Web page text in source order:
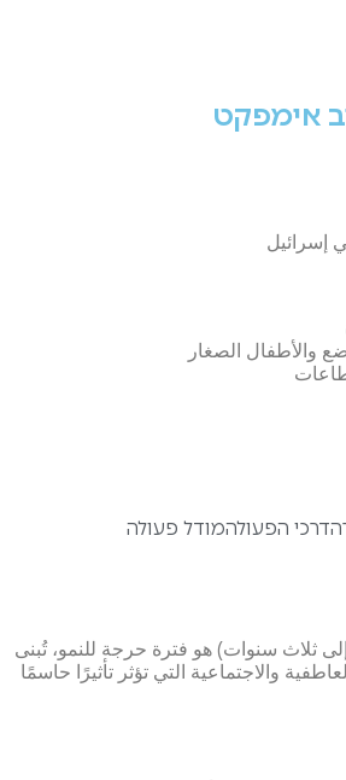
אימפקט
إسرائيل
والأطفال الصغار
דרכי הפעולהמודל פעולה
ثلاث سنوات) هو فترة حرجة للنمو، تُبنى
والاجتماعية التي تؤثر تأثيرًا حاسمًا